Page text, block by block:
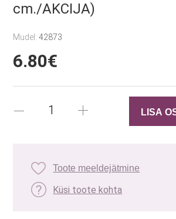
cm./AKCIJA)
Mudel:42873
6.80€
Toote meeldejätmine
Küsi toote kohta